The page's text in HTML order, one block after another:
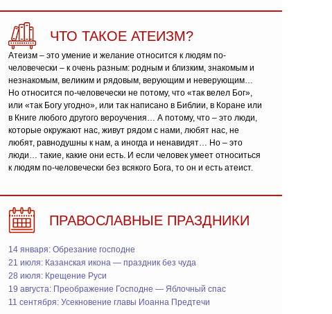
ЧТО ТАКОЕ АТЕИЗМ?
Атеизм – это умение и желание относится к людям по-
человечески – к очень разным: родным и близким, знакомым и
незнакомым, великим и рядовым, верующим и неверующим…
Но относится по-человечески не потому, что «так велел Бог»,
или «так Богу угодно», или так написано в Библии, в Коране или
в Книге любого другого вероучения… А потому, что – это люди,
которые окружают нас, живут рядом с нами, любят нас, не
любят, равнодушны к нам, а иногда и ненавидят… Но – это
люди… такие, какие они есть. И если человек умеет относиться
к людям по-человечески без всякого Бога, то он и есть атеист.
ПРАВОСЛАВНЫЕ ПРАЗДНИКИ
14 января: Обрезание господне
21 июля: Казанская икона — праздник без чуда
28 июля: Крещение Руси
19 августа: Преображение Господне — Яблочный спас
11 сентября: Усекновение главы Иоанна Предтечи